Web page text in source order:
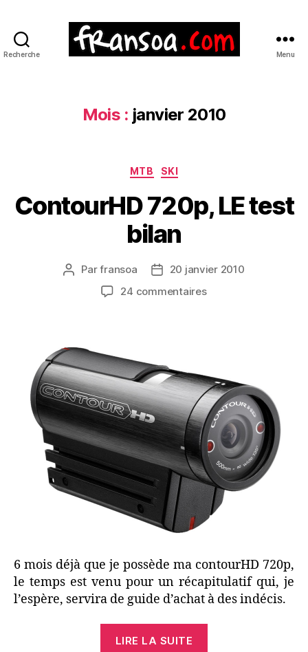
Recherche Menu
Mois : janvier 2010
Catégories
MTB SKI
ContourHD 720p, LE test
bilan
Auteur
Parfransoa
Date20 janvier 2010
24 commentairessur
6 mois déjà que je possède ma contourHD 720p,
le temps est venu pour un récapitulatif qui, je
l’espère, servira de guide d’achat à des indécis.
LIRE LA SUITE